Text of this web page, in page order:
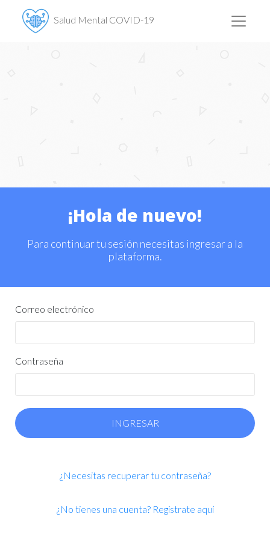
Salud Mental COVID-19
¡Hola de nuevo!
Para continuar tu sesión necesitas ingresar a la
plataforma.
Correo electrónico
Contraseña
¿Necesitas recuperar tu contraseña?
¿No tienes una cuenta? Registrate aquí